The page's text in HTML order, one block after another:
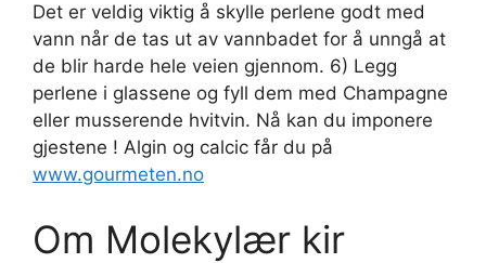
Det er veldig viktig å skylle perlene godt med
vann når de tas ut av vannbadet for å unngå at
de blir harde hele veien gjennom. 6) Legg
perlene i glassene og fyll dem med Champagne
eller musserende hvitvin. Nå kan du imponere
gjestene ! Algin og calcic får du på
www.gourmeten.no
Om Molekylær kir